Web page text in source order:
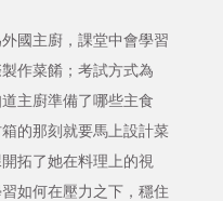
國主廚，課堂中會學習
作菜餚；考試方式為
主廚準備了哪些主食
的那刻就要馬上設計菜
拓了她在料理上的視
如何在壓力之下，穩住